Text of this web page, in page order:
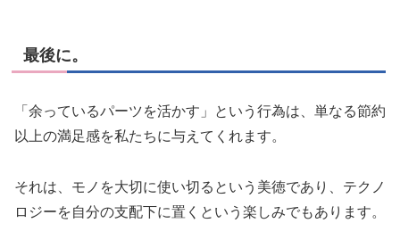
最後に。
「余っているパーツを活かす」という行為は、単なる節約
以上の満足感を私たちに与えてくれます。
それは、モノを大切に使い切るという美徳であり、テクノ
ロジーを自分の支配下に置くという楽しみでもあります。